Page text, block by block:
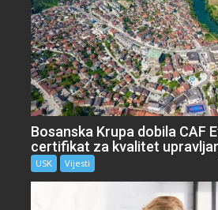
Bosanska Krupa dobila CAF
certifikat za kvalitet
USK Vijesti